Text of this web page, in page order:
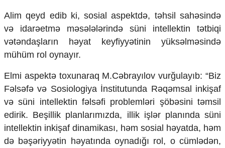
Alim qeyd edib ki, sosial aspektdə, təhsil sahəsində
və idarəetmə məsələlərində süni intellektin tətbiqi
vətəndaşların həyat keyfiyyətinin yüksəlməsində
mühüm rol oynayır.
Elmi aspektə toxunaraq M.Cəbrayılov vurğulayıb: “Biz
Fəlsəfə və Sosiologiya İnstitutunda Rəqəmsal inkişaf
və süni intellektin fəlsəfi problemləri şöbəsini təmsil
edirik. Beşillik planlarımızda, illik işlər planında süni
intellektin inkişaf dinamikası, həm sosial həyatda, həm
də bəşəriyyətin həyatında oynadığı rol, o cümlədən,